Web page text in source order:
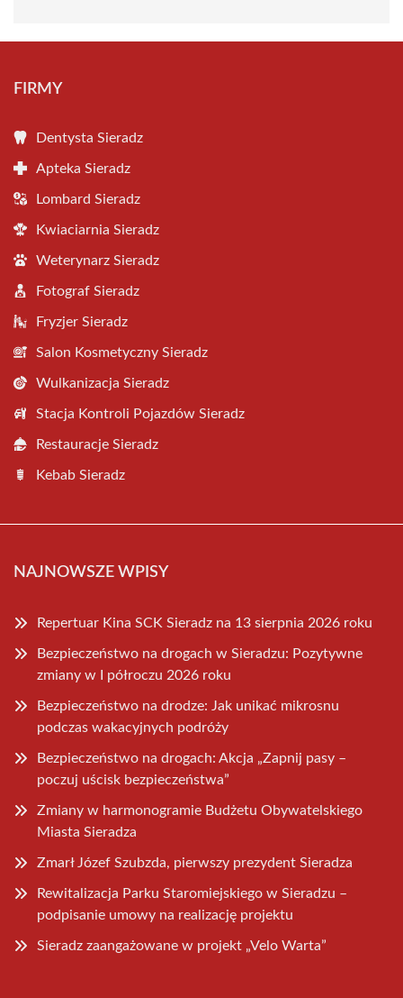
FIRMY
Dentysta Sieradz
Apteka Sieradz
Lombard Sieradz
Kwiaciarnia Sieradz
Weterynarz Sieradz
Fotograf Sieradz
Fryzjer Sieradz
Salon Kosmetyczny Sieradz
Wulkanizacja Sieradz
Stacja Kontroli Pojazdów Sieradz
Restauracje Sieradz
Kebab Sieradz
NAJNOWSZE WPISY
Repertuar Kina SCK Sieradz na 13 sierpnia 2026 roku
Bezpieczeństwo na drogach w Sieradzu: Pozytywne
zmiany w I półroczu 2026 roku
Bezpieczeństwo na drodze: Jak unikać mikrosnu
podczas wakacyjnych podróży
Bezpieczeństwo na drogach: Akcja „Zapnij pasy –
poczuj uścisk bezpieczeństwa”
Zmiany w harmonogramie Budżetu Obywatelskiego
Miasta Sieradza
Zmarł Józef Szubzda, pierwszy prezydent Sieradza
Rewitalizacja Parku Staromiejskiego w Sieradzu –
podpisanie umowy na realizację projektu
Sieradz zaangażowane w projekt „Velo Warta”